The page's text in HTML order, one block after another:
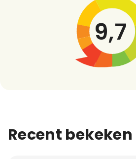
9,7
Recent bekeken